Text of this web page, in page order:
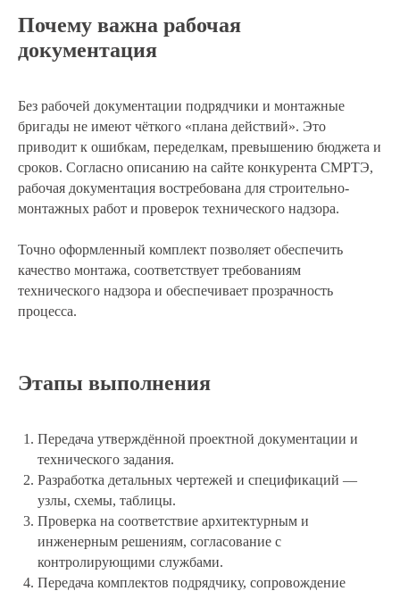
Почему важна рабочая
документация
Без рабочей документации подрядчики и монтажные
бригады не имеют чёткого «плана действий». Это
приводит к ошибкам, переделкам, превышению бюджета и
сроков. Согласно описанию на сайте конкурента СМРТЭ,
рабочая документация востребована для строительно-
монтажных работ и проверок технического надзора.
Точно оформленный комплект позволяет обеспечить
качество монтажа, соответствует требованиям
технического надзора и обеспечивает прозрачность
процесса.
Этапы выполнения
Передача утверждённой проектной документации и
технического задания.
Разработка детальных чертежей и спецификаций —
узлы, схемы, таблицы.
Проверка на соответствие архитектурным и
инженерным решениям, согласование с
контролирующими службами.
Передача комплектов подрядчику, сопровождение